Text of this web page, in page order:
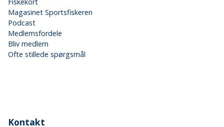
Magasinet Sportsfiskeren
Podcast
Medlemsfordele
Bliv medlem
Ofte stillede spørgsmål
Kontakt